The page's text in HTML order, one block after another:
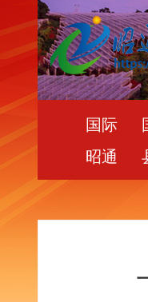
国际
昭通